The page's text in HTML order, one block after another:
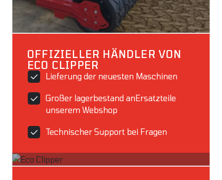
OFFIZIELLER HÄNDLER VON
ECO CLIPPER
Lieferung der neuesten Maschinen
Großer lagerbestand anErsatzteile
unserem Webshop
Technischer Support bei Fragen